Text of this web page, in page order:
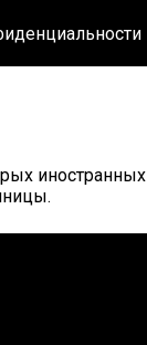
иностранных